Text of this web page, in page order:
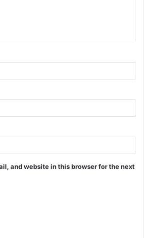
and website in this browser for the next